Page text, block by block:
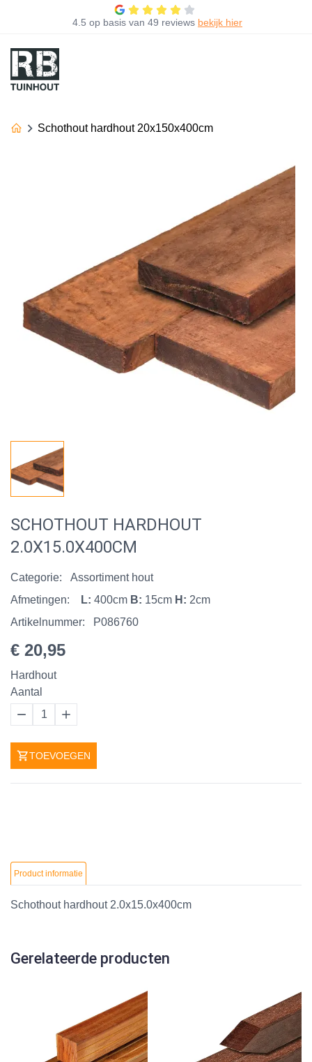
4.5 op basis van 49 reviews bekijk hier
Schothout hardhout 20x150x400cm
SCHOTHOUT HARDHOUT
2.0X15.0X400CM
Categorie:
Assortiment hout
Afmetingen:
L: 400cm B: 15cm H: 2cm
Artikelnummer:
P086760
€ 20,95
Hardhout
Aantal
1
TOEVOEGEN
Product informatie
Schothout hardhout 2.0x15.0x400cm
Gerelateerde producten